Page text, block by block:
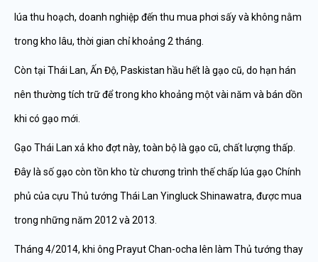
lúa thu hoạch, doanh nghiệp đến thu mua phơi sấy và không nằm
trong kho lâu, thời gian chỉ khoảng 2 tháng.
Còn tại Thái Lan, Ấn Độ, Paskistan hầu hết là gạo cũ, do hạn hán
nên thường tích trữ để trong kho khoảng một vài năm và bán dồn
khi có gạo mới.
Gạo Thái Lan xả kho đợt này, toàn bộ là gạo cũ, chất lượng thấp.
Đây là số gạo còn tồn kho từ chương trình thế chấp lúa gạo Chính
phủ của cựu Thủ tướng Thái Lan Yingluck Shinawatra, được mua
trong những năm 2012 và 2013.
Tháng 4/2014, khi ông Prayut Chan-ocha lên làm Thủ tướng thay